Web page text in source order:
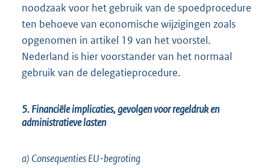
noodzaak voor het gebruik van de spoedprocedure
ten behoeve van economische wijzigingen zoals
opgenomen in artikel 19 van het voorstel.
Nederland is hier voorstander van het normaal
gebruik van de delegatieprocedure.
5. Financiële implicaties, gevolgen voor regeldruk en
administratieve lasten
a) Consequenties EU-begroting